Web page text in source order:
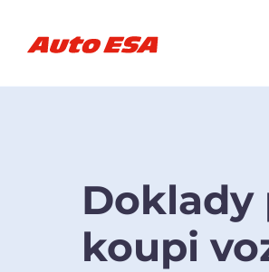
Doklady
koupi